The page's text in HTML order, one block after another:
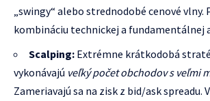
„swingy“ alebo strednodobé cenové vlny.
kombináciu technickej a fundamentálnej
Scalping: Extrémne krátkodobá
vykonávajú veľký počet obchodov s veľmi
Zameriavajú sa na zisk z bid/ask spreadu.